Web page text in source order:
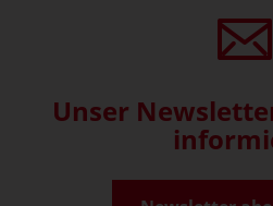
Unser